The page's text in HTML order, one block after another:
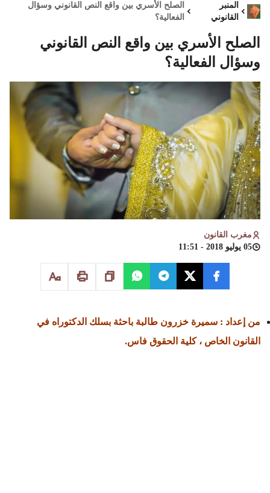
المنبر
القانوني
الصلح الأسري بين واقع النص القانوني وسؤال
الفعالية؟
الصلح الأسري بين واقع النص القانوني
وسؤال الفعالية؟
مغرب القانون
05 يوليو 2018 - 11:51
من إعداد : سميرة خزرون طالبة باحثة بسلك الدكتوراه في
القانون الخاص ، كلية الحقوق فاس.